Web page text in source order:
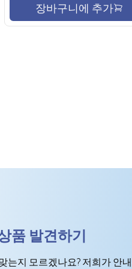
장바구니에 추가
품 발견하기
는지 모르겠나요? 저희가 안